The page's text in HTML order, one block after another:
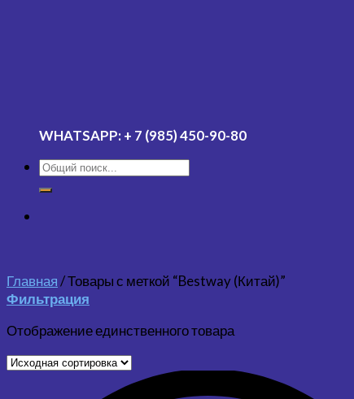
WHATSAPP: + 7 (985) 450-90-80
Главная/Товары с меткой “Bestway (Китай)”
Фильтрация
Отображение единственного товара